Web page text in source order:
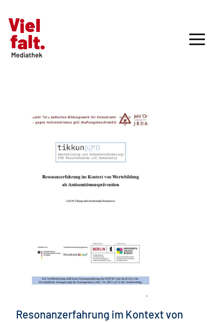
Resonanzerfahrung im Kontext von